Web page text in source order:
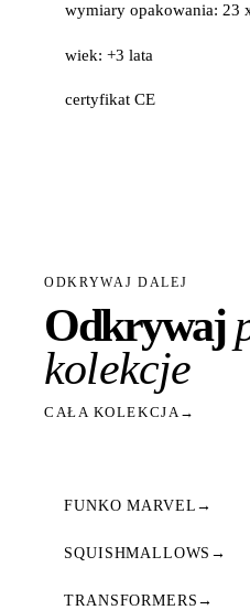
wymiary opakowania: 23
wiek: +3 lata
certyfikat CE
ODKRYWAJ DALEJ
Odkrywaj
kolekcje
CAŁA KOLEKCJA →
FUNKO MARVEL →
SQUISHMALLOWS →
TRANSFORMERS →